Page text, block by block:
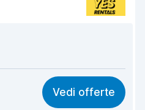
9,7
9,3
Vedi offerte